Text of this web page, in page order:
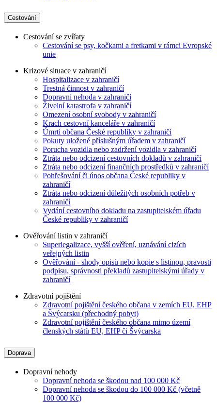
Cestování
Cestování se zvířaty
Cestování se psy, kočkami a fretkami v rámci Evropské
unie
Krizové situace v zahraničí
Hospitalizace v zahraničí
Trestná činnost v zahraničí
Dopravní nehoda v zahraničí
Živelní katastrofa v zahraničí
Omezení osobní svobody v zahraničí
Krach cestovní kanceláře v zahraničí
Úmrtí občana České republiky v zahraničí
Pokuty uložené příslušným úřadem v zahraničí
Porucha vozidla nebo zadržení vozidla v zahraničí
Ztráta nebo odcizení cestovních dokladů v zahraničí
Ztráta nebo odcizení finančních prostředků v zahraničí
Pohřešování či únos občana České republiky v
zahraničí
Ztráta nebo odcizení důležitých osobních potřeb v
zahraničí
Vydání cestovního dokladu na zastupitelském úřadu
České republiky v zahraničí
Ověřování listin v zahraničí
Superlegalizace, vyšší ověření, uznávání cizích
veřejných listin
Ověřování - shody opisů nebo kopie s listinou, pravosti
podpisu, správnosti překladů zastupitelskými úřady v
zahraničí
Zdravotní pojištění
Zdravotní pojištění českého občana v zemích EU, EHP
a Švýcarsku (přechodný pobyt)
Zdravotní pojištění českého občana mimo území
členských států EU, EHP či Švýcarska
Doprava
Dopravní nehody
Dopravní nehoda se škodou nad 100 000 Kč
Dopravní nehoda se škodou do 100 000 Kč (včetně
100 000 Kč)